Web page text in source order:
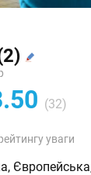
(32)
уваги
, Європейська